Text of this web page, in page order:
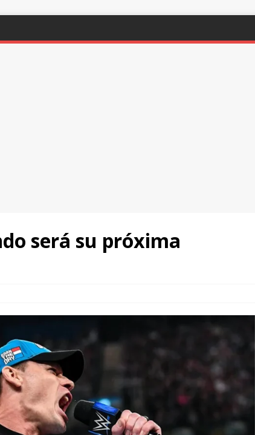
será su próxima